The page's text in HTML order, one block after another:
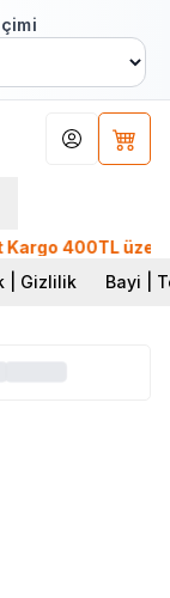
Hesabım
400TL üzeri,
| Gizlilik Bayi |